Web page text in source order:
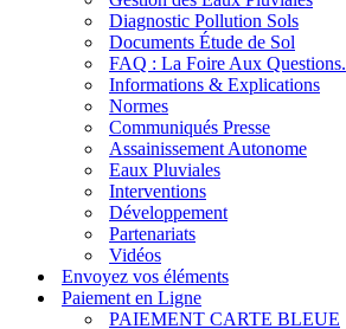
Diagnostic Pollution Sols
Documents Étude de Sol
FAQ : La Foire Aux Questions.
Informations & Explications
Normes
Communiqués Presse
Assainissement Autonome
Eaux Pluviales
Interventions
Développement
Partenariats
Vidéos
Envoyez vos éléments
Paiement en Ligne
PAIEMENT CARTE BLEUE